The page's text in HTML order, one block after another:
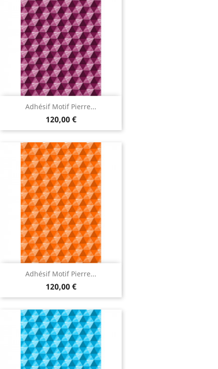
Adhésif Motif Pierre...
120,00 €
Adhésif Motif Pierre...
120,00 €